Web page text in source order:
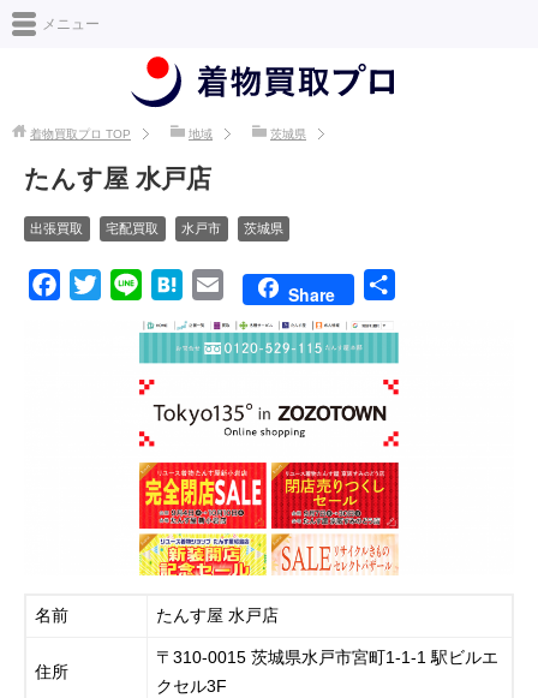
日本最大級の着物買取情報サイト [着物買取プロ]
メニュー
着物買取プロ TOP 地域 茨城県
たんす屋 水戸店
出張買取 宅配買取 水戸市 茨城県
e
t
n
a
l
Share
名前 たんす屋 水戸店
住所
〒310-0015 茨城県水戸市宮町1-1-1 駅ビルエ
クセル3F